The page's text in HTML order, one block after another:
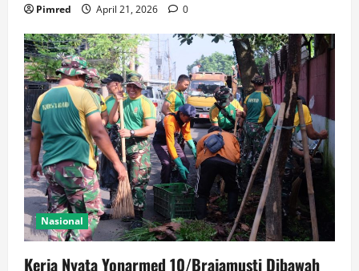
Pimred April 21, 2026 0
Nasional
Kerja Nyata Yonarmed 10/Brajamusti Dibawah